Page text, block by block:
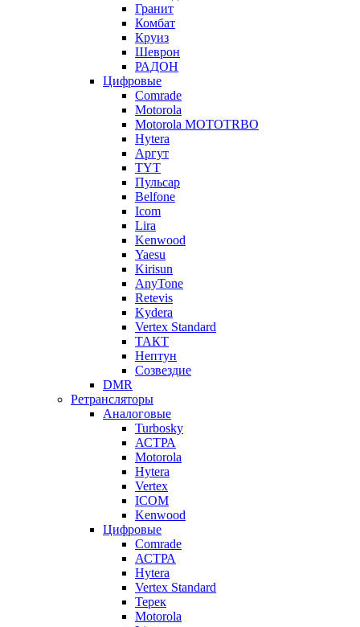
Гранит
Комбат
Круиз
Шеврон
РАДОН
Цифровые
Comrade
Motorola
Motorola MOTOTRBO
Hytera
Аргут
TYT
Пульсар
Belfone
Icom
Lira
Kenwood
Yaesu
Kirisun
AnyTone
Retevis
Kydera
Vertex Standard
ТАКТ
Нептун
Созвездие
DMR
Ретрансляторы
Аналоговые
Turbosky
АСТРА
Motorola
Hytera
Vertex
ICOM
Kenwood
Цифровые
Comrade
АСТРА
Hytera
Vertex Standard
Терек
Motorola